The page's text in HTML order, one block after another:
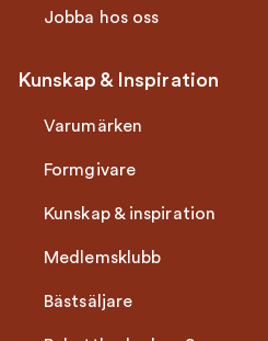
Jobba hos oss
Kunskap & Inspiration
Varumärken
Formgivare
Kunskap & inspiration
Medlemsklubb
Bästsäljare